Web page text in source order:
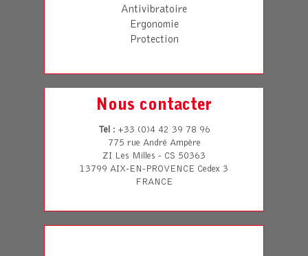
Antivibratoire
Ergonomie
Protection
Nous contacter
Tel: +33 (0)4 42 39 78 96
775 rue André Ampère
ZI Les Milles - CS 50363
13799 AIX-EN-PROVENCE Cedex 3
FRANCE